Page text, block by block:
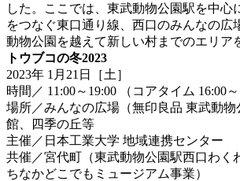
した。ここでは、東武動物公園駅を中心
をつなぐ東口通り線、西口のみんなの広
動物公園を越えて新しい村までのエリア
トウブコの冬2023
2023年 1月21日［土］
時間／ 11:00～19:00 （コアタイム 16:00～
場所／みんなの広場（無印良品 東武動
館、四季の丘等
主催／日本工業大学 地域連携センター
共催／宮代町（東武動物公園駅西口わく
ちなかどこでもミュージアム事業）